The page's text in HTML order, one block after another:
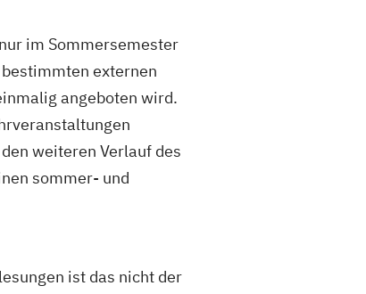
im Sommersemester
externen
angeboten wird.
weiteren Verlauf des
sommer- und
ist das nicht der